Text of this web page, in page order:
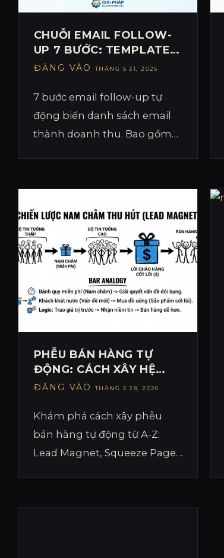
CHUỖI EMAIL FOLLOW-
UP 7 BƯỚC: TEMPLATE
NUÔI DƯỠNG KHÁCH
ĐĂNG VÀOTHÁNG 5 31, 2026
7 bước email follow-up tự
động biến danh sách email
thành doanh thu. Bao gồm
mở cao nhất.
PHỄU BÁN HÀNG TỰ
ĐỘNG: CÁCH XÂY HỆ
THỐNG BÁN HÀNG KHI
ĐĂNG VÀOTHÁNG 5 28, 2026
Khám phá cách xây phễu
bán hàng tự động từ A-Z:
Lead Magnet, Squeeze Page,
tăng không cần chạy ads liên